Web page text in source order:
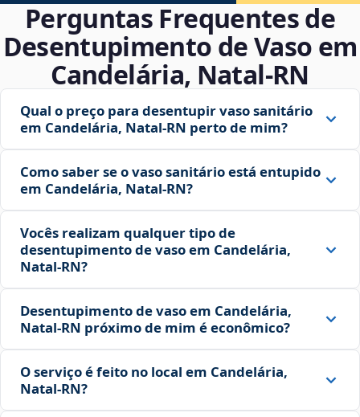
Perguntas Frequentes de
Desentupimento de Vaso em
Candelária, Natal‑RN
Qual o preço para desentupir vaso sanitário
em Candelária, Natal‑RN perto de mim?
Como saber se o vaso sanitário está entupido
em Candelária, Natal‑RN?
Vocês realizam qualquer tipo de
desentupimento de vaso em Candelária,
Natal‑RN?
Desentupimento de vaso em Candelária,
Natal‑RN próximo de mim é econômico?
O serviço é feito no local em Candelária,
Natal‑RN?